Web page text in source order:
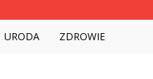
URODA ZDROWIE